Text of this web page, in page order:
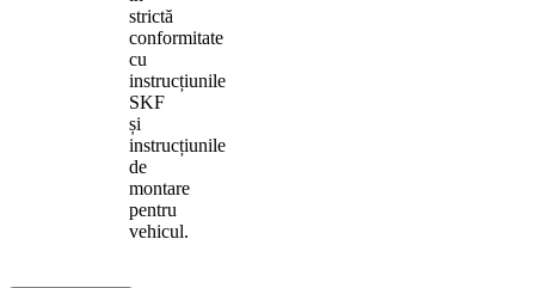
strictă
conformitate
cu
instrucțiunile
SKF
și
instrucțiunile
de
montare
pentru
vehicul.